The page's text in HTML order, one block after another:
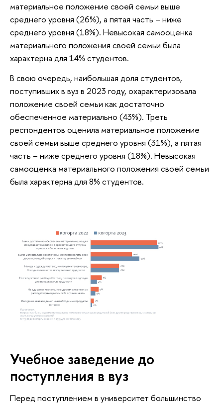
материальное положение своей семьи выше
среднего уровня (26%), а пятая часть – ниже
среднего уровня (18%). Невысокая самооценка
материального положения своей семьи была
характерна для 14% студентов.
В свою очередь, наибольшая доля студентов,
поступивших в вуз в 2023 году, охарактеризовала
положение своей семьи как достаточно
обеспеченное материально (43%). Треть
респондентов оценила материальное положение
своей семьи выше среднего уровня (31%), а пятая
часть – ниже среднего уровня (18%). Невысокая
самооценка материального положения своей семьи
была характерна для 8% студентов.
Учебное заведение до
поступления в вуз
Перед поступлением в университет большинство